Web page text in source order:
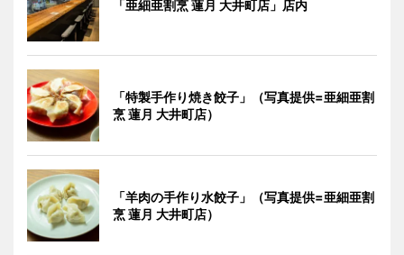
「亜細亜割烹 蓮月 大井町店」店内
「特製手作り焼き餃子」（写真提供=亜細亜割
烹 蓮月 大井町店）
「羊肉の手作り水餃子」（写真提供=亜細亜割
烹 蓮月 大井町店）